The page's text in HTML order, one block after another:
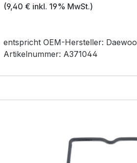
(9,40 € inkl. 19% MwSt.)
entspricht OEM-Hersteller: Daewoo
Artikelnummer: A371044